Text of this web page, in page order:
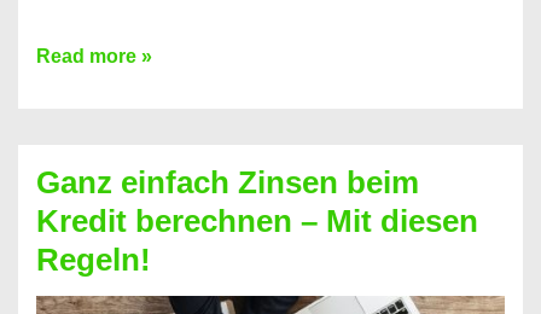
Einen
bekommen?
So
ist
es
Read more »
Ganz einfach Zinsen beim
Kredit berechnen – Mit diesen
Regeln!